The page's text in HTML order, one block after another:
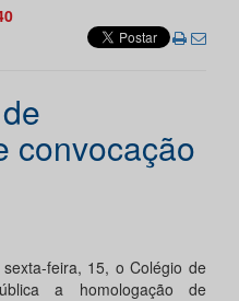
convocação
feira, 15, o Colégio de
a homologação de